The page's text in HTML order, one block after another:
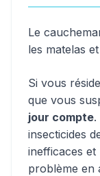
Le
les matelas
Si vous
que vous
jour compte.
insecticides
inefficaces
problème en